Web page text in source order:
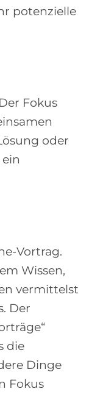
potenzielle
Fokus
oder
Vortrag.
Wissen,
vermittelst
Der
die
Dinge
Fokus